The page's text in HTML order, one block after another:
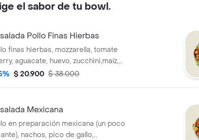
el sabor de tu bowl.
Pollo Finas Hierbas
finas hierbas, mozzarella, tomate
aguacate, huevo, zucchini,maíz,
de lechuga y salsa MUY. La bebida
$ 20.900 $ 38.000
Mexicana
en preparación mexicana (un poco
nachos, pico de gallo,